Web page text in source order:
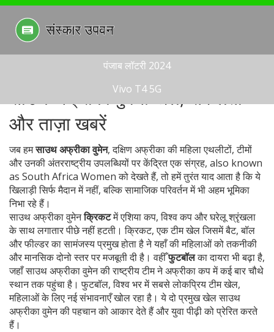
पंजाब लॉटरी 2024
Vivo T4 5G
साउथ अफ्रीका वुमेन: खेल, सफलता
और ताज़ा खबरें
जब हमसाउथ अफ्रीका वुमेन,दक्षिण अफ्रीका की महिला एथलीटों, टीमों
और उनकी अंतरराष्ट्रीय उपलब्धियों पर केंद्रित एक संग्रह, also known
as South Africa Womenको देखते हैं, तो हमें तुरंत याद आता है कि ये
खिलाड़ी सिर्फ मैदान में नहीं, बल्कि सामाजिक परिवर्तन में भी अहम भूमिका
निभा रहे हैं।
साउथ अफ्रीका वुमेनक्रिकटमें एशिया कप, विश्व कप और घरेलू श्रृंखला
के साथ लगातार पीछे नहीं हटती।क्रिकट,एक टीम खेल जिसमें बैट, बॉल
और फील्डर का सामंजस्य प्रमुख होता हैने यहाँ की महिलाओं को तकनीकी
और मानसिक दोनो स्तर पर मजबूती दी है। वहीँफुटबॉलका दायरा भी बढ़ा है,
जहाँ साउथ अफ्रीका वुमेन की राष्ट्रीय टीम ने अफ्रीका कप में कई बार चौथे
स्थान तक पहुंचा है।फुटबॉल,विश्व भर में सबसे लोकप्रिय टीम खेल,
महिलाओं के लिए नई संभावनाएँ खोल रहा है । ये दो प्रमुख खेल साउथ
अफ्रीका वुमेन की पहचान को आकार देते हैं और युवा पीढ़ी को प्रेरित करते
हैं।